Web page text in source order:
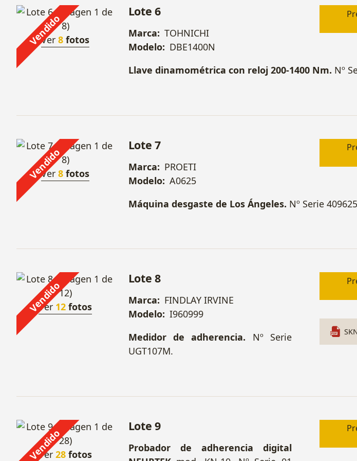
Vendido
Ver8 fotos
Lote 6
Marca: TOHNICHI
Modelo: DBE1400N
Llave dinamométrica con reloj 200-1400 Nm. Nº
Vendido
Ver8 fotos
Lote 7
Marca: PROETI
Modelo: A0625
Máquina desgaste de Los Ángeles. Nº Serie
Vendido
Ver 12 fotos
Lote 8
Marca: FINDLAY IRVINE
Modelo: I960999
Medidor de adherencia. Nº Serie
UGT107M.
Vendido
Ver28 fotos
Lote 9
Probador de adherencia digital